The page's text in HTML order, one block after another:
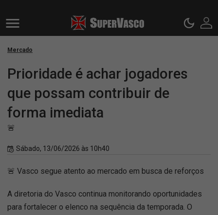
Mercado
Prioridade é achar jogadores
que possam contribuir de
forma imediata
🚨
Sábado, 13/06/2026 às 10h40
🚨 Vasco segue atento ao mercado em busca de reforços
A diretoria do Vasco continua monitorando oportunidades
para fortalecer o elenco na sequência da temporada. O